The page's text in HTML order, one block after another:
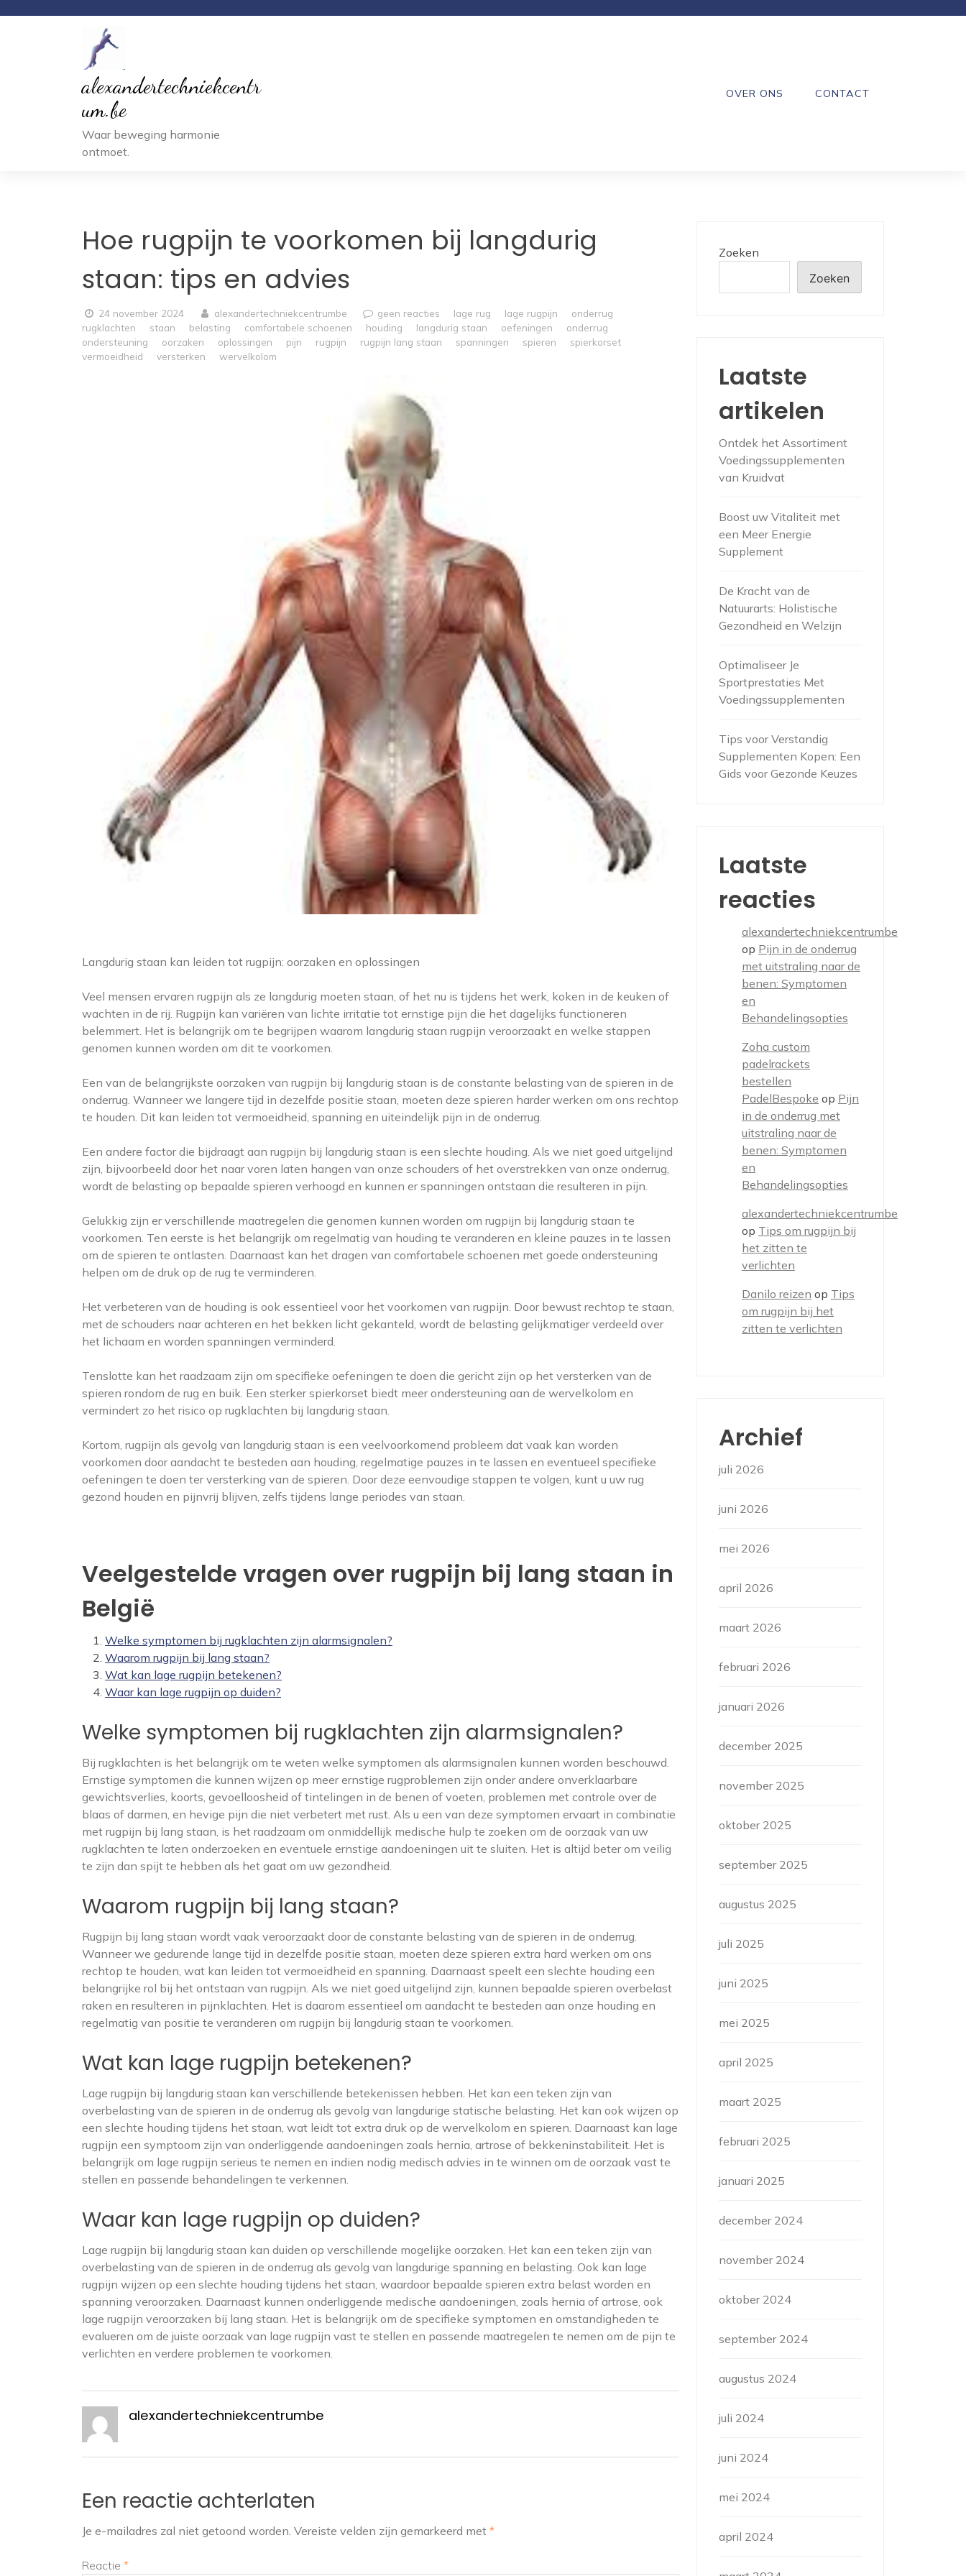
alexandertechniekcentr
um.be
Waar beweging harmonie
ontmoet.
OVER ONS CONTACT
Hoe rugpijn te voorkomen bij langdurig
staan: tips en advies
24 november 2024 alexandertechniekcentrumbe geen reacties lage rug lage rugpijn
onderrug
rugklachten
staan belasting comfortabele schoenen houding langdurig staan oefeningen
onderrug
ondersteuning
oorzaken oplossingen pijn rugpijn rugpijn lang staan spanningen spieren
spierkorset
vermoeidheid
versterken wervelkolom
Langdurig staan kan leiden tot rugpijn: oorzaken en oplossingen
Veel mensen ervaren rugpijn als ze langdurig moeten staan, of het nu is tijdens het werk, koken in de keuken of
wachten in de rij. Rugpijn kan variëren van lichte irritatie tot ernstige pijn die het dagelijks functioneren
belemmert. Het is belangrijk om te begrijpen waarom langdurig staan rugpijn veroorzaakt en welke stappen
genomen kunnen worden om dit te voorkomen.
Een van de belangrijkste oorzaken van rugpijn bij langdurig staan is de constante belasting van de spieren in de
onderrug. Wanneer we langere tijd in dezelfde positie staan, moeten deze spieren harder werken om ons rechtop
te houden. Dit kan leiden tot vermoeidheid, spanning en uiteindelijk pijn in de onderrug.
Een andere factor die bijdraagt aan rugpijn bij langdurig staan is een slechte houding. Als we niet goed uitgelijnd
zijn, bijvoorbeeld door het naar voren laten hangen van onze schouders of het overstrekken van onze onderrug,
wordt de belasting op bepaalde spieren verhoogd en kunnen er spanningen ontstaan die resulteren in pijn.
Gelukkig zijn er verschillende maatregelen die genomen kunnen worden om rugpijn bij langdurig staan te
voorkomen. Ten eerste is het belangrijk om regelmatig van houding te veranderen en kleine pauzes in te lassen
om de spieren te ontlasten. Daarnaast kan het dragen van comfortabele schoenen met goede ondersteuning
helpen om de druk op de rug te verminderen.
Het verbeteren van de houding is ook essentieel voor het voorkomen van rugpijn. Door bewust rechtop te staan,
met de schouders naar achteren en het bekken licht gekanteld, wordt de belasting gelijkmatiger verdeeld over
het lichaam en worden spanningen verminderd.
Tenslotte kan het raadzaam zijn om specifieke oefeningen te doen die gericht zijn op het versterken van de
spieren rondom de rug en buik. Een sterker spierkorset biedt meer ondersteuning aan de wervelkolom en
vermindert zo het risico op rugklachten bij langdurig staan.
Kortom, rugpijn als gevolg van langdurig staan is een veelvoorkomend probleem dat vaak kan worden
voorkomen door aandacht te besteden aan houding, regelmatige pauzes in te lassen en eventueel specifieke
oefeningen te doen ter versterking van de spieren. Door deze eenvoudige stappen te volgen, kunt u uw rug
gezond houden en pijnvrij blijven, zelfs tijdens lange periodes van staan.
Veelgestelde vragen over rugpijn bij lang staan in
België
Welke symptomen bij rugklachten zijn alarmsignalen?
Waarom rugpijn bij lang staan?
Wat kan lage rugpijn betekenen?
Waar kan lage rugpijn op duiden?
Welke symptomen bij rugklachten zijn alarmsignalen?
Bij rugklachten is het belangrijk om te weten welke symptomen als alarmsignalen kunnen worden beschouwd.
Ernstige symptomen die kunnen wijzen op meer ernstige rugproblemen zijn onder andere onverklaarbare
gewichtsverlies, koorts, gevoelloosheid of tintelingen in de benen of voeten, problemen met controle over de
blaas of darmen, en hevige pijn die niet verbetert met rust. Als u een van deze symptomen ervaart in combinatie
met rugpijn bij lang staan, is het raadzaam om onmiddellijk medische hulp te zoeken om de oorzaak van uw
rugklachten te laten onderzoeken en eventuele ernstige aandoeningen uit te sluiten. Het is altijd beter om veilig
te zijn dan spijt te hebben als het gaat om uw gezondheid.
Waarom rugpijn bij lang staan?
Rugpijn bij lang staan wordt vaak veroorzaakt door de constante belasting van de spieren in de onderrug.
Wanneer we gedurende lange tijd in dezelfde positie staan, moeten deze spieren extra hard werken om ons
rechtop te houden, wat kan leiden tot vermoeidheid en spanning. Daarnaast speelt een slechte houding een
belangrijke rol bij het ontstaan van rugpijn. Als we niet goed uitgelijnd zijn, kunnen bepaalde spieren overbelast
raken en resulteren in pijnklachten. Het is daarom essentieel om aandacht te besteden aan onze houding en
regelmatig van positie te veranderen om rugpijn bij langdurig staan te voorkomen.
Wat kan lage rugpijn betekenen?
Lage rugpijn bij langdurig staan kan verschillende betekenissen hebben. Het kan een teken zijn van
overbelasting van de spieren in de onderrug als gevolg van langdurige statische belasting. Het kan ook wijzen op
een slechte houding tijdens het staan, wat leidt tot extra druk op de wervelkolom en spieren. Daarnaast kan lage
rugpijn een symptoom zijn van onderliggende aandoeningen zoals hernia, artrose of bekkeninstabiliteit. Het is
belangrijk om lage rugpijn serieus te nemen en indien nodig medisch advies in te winnen om de oorzaak vast te
stellen en passende behandelingen te verkennen.
Waar kan lage rugpijn op duiden?
Lage rugpijn bij langdurig staan kan duiden op verschillende mogelijke oorzaken. Het kan een teken zijn van
overbelasting van de spieren in de onderrug als gevolg van langdurige spanning en belasting. Ook kan lage
rugpijn wijzen op een slechte houding tijdens het staan, waardoor bepaalde spieren extra belast worden en
spanning veroorzaken. Daarnaast kunnen onderliggende medische aandoeningen, zoals hernia of artrose, ook
lage rugpijn veroorzaken bij lang staan. Het is belangrijk om de specifieke symptomen en omstandigheden te
evalueren om de juiste oorzaak van lage rugpijn vast te stellen en passende maatregelen te nemen om de pijn te
verlichten en verdere problemen te voorkomen.
alexandertechniekcentrumbe
Een reactie achterlaten
Je e-mailadres zal niet getoond worden. Vereiste velden zijn gemarkeerd met *
Reactie *
Zoeken
Zoeken
Laatste
artikelen
Ontdek het Assortiment
Voedingssupplementen
van Kruidvat
Boost uw Vitaliteit met
een Meer Energie
Supplement
De Kracht van de
Natuurarts: Holistische
Gezondheid en Welzijn
Optimaliseer Je
Sportprestaties Met
Voedingssupplementen
Tips voor Verstandig
Supplementen Kopen: Een
Gids voor Gezonde Keuzes
Laatste
reacties
alexandertechniekcentrumbe
op Pijn in de onderrug
met uitstraling naar de
benen: Symptomen
en
Behandelingsopties
Zoha custom
padelrackets
bestellen
PadelBespoke op Pijn
in de onderrug met
uitstraling naar de
benen: Symptomen
en
Behandelingsopties
alexandertechniekcentrumbe
op Tips om rugpijn bij
het zitten te
verlichten
Danilo reizen op Tips
om rugpijn bij het
zitten te verlichten
Archief
juli 2026
juni 2026
mei 2026
april 2026
maart 2026
februari 2026
januari 2026
december 2025
november 2025
oktober 2025
september 2025
augustus 2025
juli 2025
juni 2025
mei 2025
april 2025
maart 2025
februari 2025
januari 2025
december 2024
november 2024
oktober 2024
september 2024
augustus 2024
juli 2024
juni 2024
mei 2024
april 2024